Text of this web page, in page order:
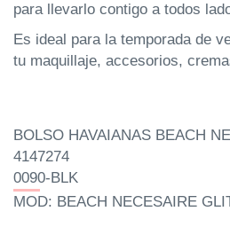
para llevarlo contigo a todos
Es ideal para la temporada de
tu maquillaje, accesorios,
BOLSO HAVAIANAS BEACH
4147274
0090-BLK
MOD: BEACH NECESAIRE